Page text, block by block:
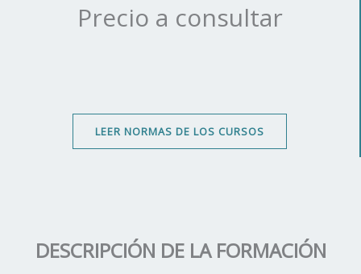
Precio a consultar
LEER NORMAS DE LOS CURSOS
DESCRIPCIÓN DE LA FORMACIÓN